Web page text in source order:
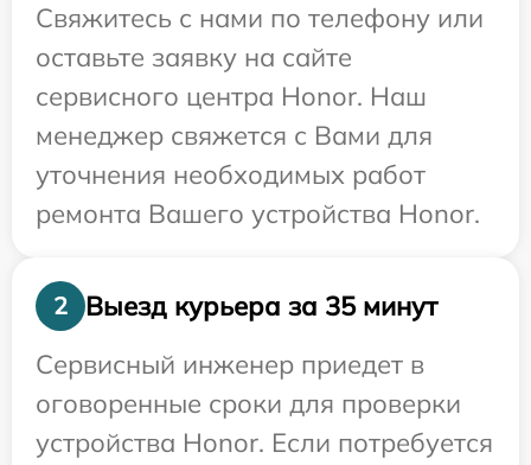
Свяжитесь с нами по телефону или
оставьте заявку на сайте
сервисного центра Honor. Наш
менеджер свяжется с Вами для
уточнения необходимых работ
ремонта Вашего устройства Honor.
2
Выезд курьера за 35 минут
Сервисный инженер приедет в
оговоренные сроки для проверки
устройства Honor. Если потребуется